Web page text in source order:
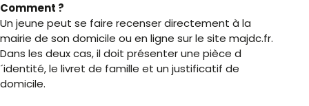
Comment ?
Un jeune peut se faire recenser directement à la
mairie de son domicile ou en ligne sur le site majdc.fr.
Dans les deux cas, il doit présenter une pièce d
´identité, le livret de famille et un justificatif de
domicile.